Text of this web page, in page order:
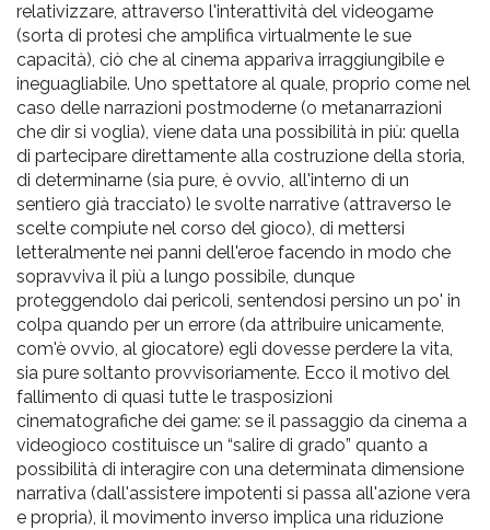
relativizzare, attraverso l'interattività del videogame
(sorta di protesi che amplifica virtualmente le sue
capacità), ciò che al cinema appariva irraggiungibile e
ineguagliabile. Uno spettatore al quale, proprio come nel
caso delle narrazioni postmoderne (o metanarrazioni
che dir si voglia), viene data una possibilità in più: quella
di partecipare direttamente alla costruzione della storia,
di determinarne (sia pure, è ovvio, all'interno di un
sentiero già tracciato) le svolte narrative (attraverso le
scelte compiute nel corso del gioco), di mettersi
letteralmente nei panni dell'eroe facendo in modo che
sopravviva il più a lungo possibile, dunque
proteggendolo dai pericoli, sentendosi persino un po' in
colpa quando per un errore (da attribuire unicamente,
com'è ovvio, al giocatore) egli dovesse perdere la vita,
sia pure soltanto provvisoriamente. Ecco il motivo del
fallimento di quasi tutte le trasposizioni
cinematografiche dei game: se il passaggio da cinema a
videogioco costituisce un “salire di grado” quanto a
possibilità di interagire con una determinata dimensione
narrativa (dall'assistere impotenti si passa all'azione vera
e propria), il movimento inverso implica una riduzione